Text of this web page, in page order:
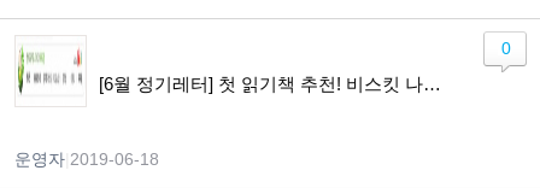
[6월 정기레터] 첫 읽기책 추천! 비스킷 나를따르라 6/25 시작!
운영자 2019-06-18
0